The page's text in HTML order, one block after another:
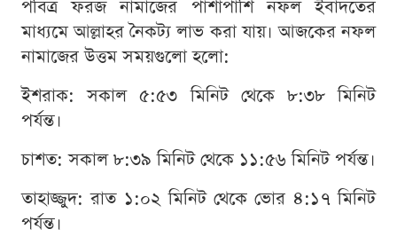
পবিত্র ফরজ নামাজের পাশাপাশি নফল ইবাদতের
মাধ্যমে আল্লাহর নৈকট্য লাভ করা যায়। আজকের নফল
নামাজের উত্তম সময়গুলো হলো:
ইশরাক: সকাল ৫:৫৩ মিনিট থেকে ৮:৩৮ মিনিট
পর্যন্ত।
চাশত: সকাল ৮:৩৯ মিনিট থেকে ১১:৫৬ মিনিট পর্যন্ত।
তাহাজ্জুদ: রাত ১:০২ মিনিট থেকে ভোর ৪:১৭ মিনিট
পর্যন্ত।